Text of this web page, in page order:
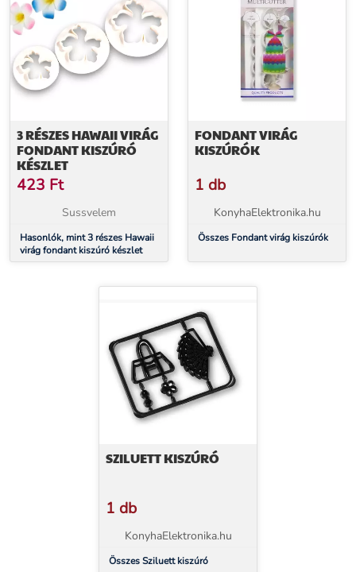
3 RÉSZES HAWAII VIRÁG
FONDANT KISZÚRÓ
KÉSZLET
423 Ft
Sussvelem
Hasonlók, mint 3 részes Hawaii
virág fondant kiszúró készlet
FONDANT VIRÁG
KISZÚRÓK
1 db
KonyhaElektronika.hu
Összes Fondant virág kiszúrók
SZILUETT KISZÚRÓ
1 db
KonyhaElektronika.hu
Összes Sziluett kiszúró